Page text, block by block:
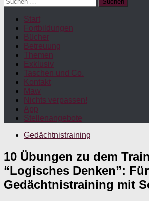
nach:
Start
Fortbildungen
Bücher
Betreuung
Themen
Exklusiv
Taschen und Co.
Kontakt
Maw
Nichts verpassen!
App
Stellenangebote
Gedächtnistraining
10 Übungen zu dem
“Logisches Denken”:
Gedächtnistraining mit